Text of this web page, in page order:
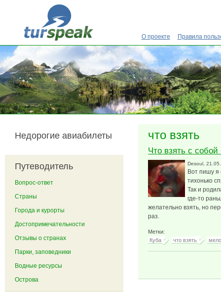
Перейти к основному содержанию
О проекте Правила
что взять
Что взять с
Desoul ,
Вот пишу я
тихонько
Так и
где-то
желательно взять, но
раз.
Метки:
Куба
что взять
Недорогие авиабилеты
Путеводитель
Вопрос-ответ
Страны
Города и курорты
Достопримечательности
Отзывы о странах
Парки, заповедники
Водные ресурсы
Острова